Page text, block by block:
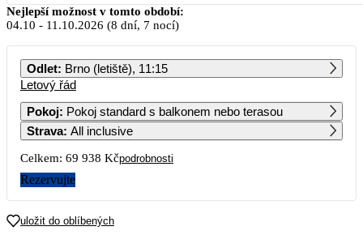
Říjen 2026
PO ÚT ST ČT PÁ SO NE
23 579 21 779 21 269 34 969
5 6
12
18 109
19
16 999
20
17 329
Nejlepší možnost v tomto období:
04.10 - 11.10.2026 (8 dní, 7 nocí)
Odlet: Brno (letiště), 11:15
Letový řád
Pokoj:
Pokoj standard s balkonem nebo terasou
Strava: All inclusive
Celkem: 69 938 Kčpodrobnosti
Rezervujte
uložit do oblíbených